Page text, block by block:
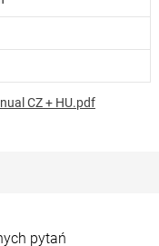
CZ + HU.pdf
pytań